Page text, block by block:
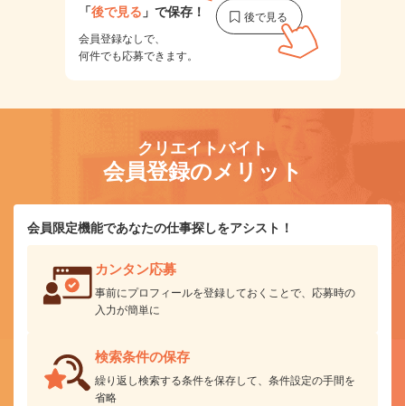
「後で見る 」で保存！
会員登録なしで、
何件でも応募できます。
クリエイトバイト
会員登録のメリット
会員限定機能であなたの仕事探しをアシスト！
カンタン応募
事前にプロフィールを登録しておくことで、応募時の
入力が簡単に
検索条件の保存
繰り返し検索する条件を保存して、条件設定の手間を
省略